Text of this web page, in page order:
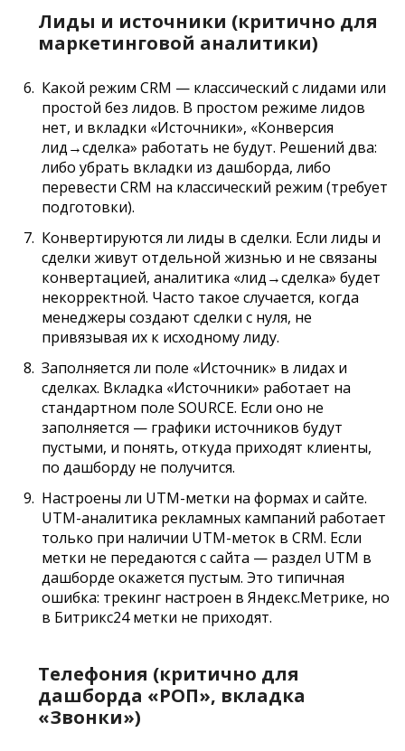
Лиды и источники (критично для
маркетинговой аналитики)
Какой режим CRM — классический с лидами или
простой без лидов. В простом режиме лидов
нет, и вкладки «Источники», «Конверсия
лид→сделка» работать не будут. Решений два:
либо убрать вкладки из дашборда, либо
перевести CRM на классический режим (требует
подготовки).
Конвертируются ли лиды в сделки. Если лиды и
сделки живут отдельной жизнью и не связаны
конвертацией, аналитика «лид→сделка» будет
некорректной. Часто такое случается, когда
менеджеры создают сделки с нуля, не
привязывая их к исходному лиду.
Заполняется ли поле «Источник» в лидах и
сделках. Вкладка «Источники» работает на
стандартном поле SOURCE. Если оно не
заполняется — графики источников будут
пустыми, и понять, откуда приходят клиенты,
по дашборду не получится.
Настроены ли UTM-метки на формах и сайте.
UTM-аналитика рекламных кампаний работает
только при наличии UTM-меток в CRM. Если
метки не передаются с сайта — раздел UTM в
дашборде окажется пустым. Это типичная
ошибка: трекинг настроен в Яндекс.Метрике, но
в Битрикс24 метки не приходят.
Телефония (критично для
дашборда «РОП», вкладка
«Звонки»)